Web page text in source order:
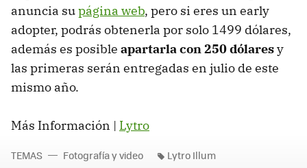
anuncia supágina web, pero si eres un early
adopter, podrás obtenerla por solo 1499 dólares,
además es posible apartarla con 250 dólaresy
las primeras serán entregadas en julio de este
mismo año.
Más Información | Lytro
TEMAS Fotografía y video Lytro Illum